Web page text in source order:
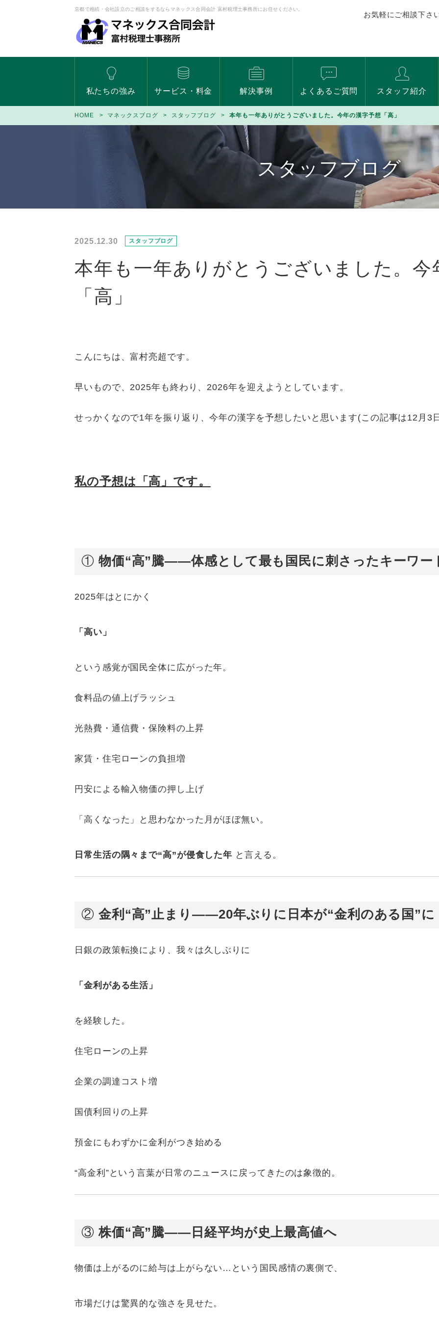
京都で相続・会社設立のご相談をするならマネックス合同会計 富村税理士事務所にお任せください。
お気軽にご相談下さ
私たちの強み サービス・料金 解決事例 よくあるご質問 スタッフ紹介
HOME マネックスブログ スタッフブログ 本年も一年ありがとうございました。今年の漢字予想「高」
スタッフブログ
2025.12.30 スタッフブログ
本年も一年ありがとうございました。今
「高」
こんにちは、富村亮超です。
早いもので、2025年も終わり、2026年を迎えようとしています。
せっかくなので1年を振り返り、今年の漢字を予想したいと思います(この記事は12月3
私の予想は「高」です。
① 物価“高”騰——体感として最も国民に刺さったキーワー
2025年はとにかく
「高い」
という感覚が国民全体に広がった年。
食料品の値上げラッシュ
光熱費・通信費・保険料の上昇
家賃・住宅ローンの負担増
円安による輸入物価の押し上げ
「高くなった」と思わなかった月がほぼ無い。
日常生活の隅々まで“高”が侵食した年 と言える。
② 金利“高”止まり——20年ぶりに日本が“金利のある国”に
日銀の政策転換により、我々は久しぶりに
「金利がある生活」
を経験した。
住宅ローンの上昇
企業の調達コスト増
国債利回りの上昇
預金にもわずかに金利がつき始める
“高金利”という言葉が日常のニュースに戻ってきたのは象徴的。
③株価“高”騰——日経平均が史上最高値へ
物価は上がるのに給与は上がらない…という国民感情の裏側で、
市場だけは驚異的な強さを見せた。